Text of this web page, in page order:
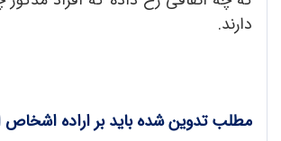
دارند.
مطلب تدوین شده باید بر اراده اشخاص